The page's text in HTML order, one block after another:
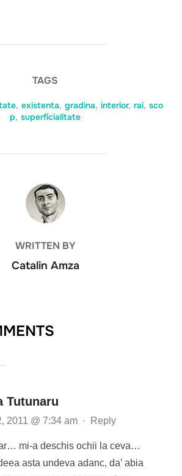
TAGS
, existenta, gradina, interior, rai, sco
p, superficialitate
POST AUTHOR
WRITTEN BY
Catalin Amza
Tutunaru
2011 @ 7:34 am · Reply
mi-a deschis ochii la ceva…
asta undeva adanc, da’ abia